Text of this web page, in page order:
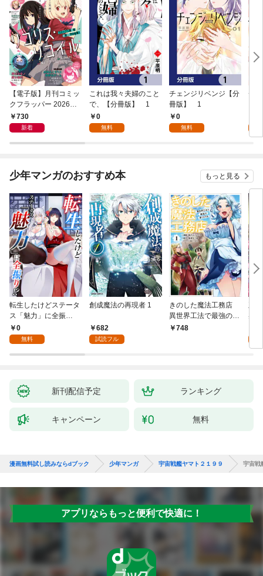
【電子版】月刊コミッ
クフラッパー 2026年9
月号730
新着
これは我々夫婦のこと
で、【分冊版】 1
0
無料
チェンジリベンジ【分
冊版】 1
0
無料
チ
少年マンガのおすすめ本 もっと見る
転生したけどステータ
ス「魅力」に全振
り！？(1)
0
無料
創成魔法の再現者 1
682
試読フル
きのした魔法工務店
異世界工法で最強の家
づくりを（コミック）
748
兆
る
新刊配信予定 ランキング
キャンペーン 無料
漫画無料試し読みならdブック 少年マンガ 宇宙戦艦ヤマト２１９９ 宇宙戦
アプリならもっと便利で快適に！